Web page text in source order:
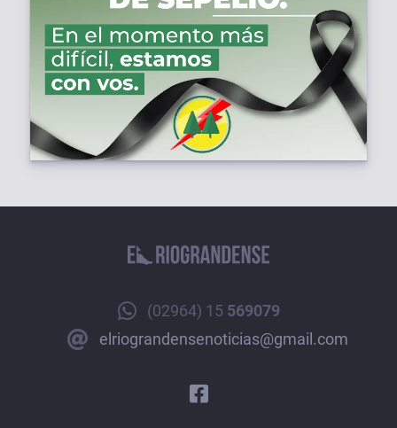
(02964) 15 569079
elriograndensenoticias@gmail.com